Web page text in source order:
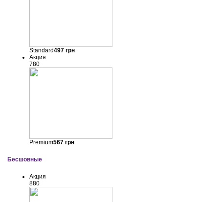
Standard497грн
Акция
780
Premium567грн
Бесшовные
Акция
880